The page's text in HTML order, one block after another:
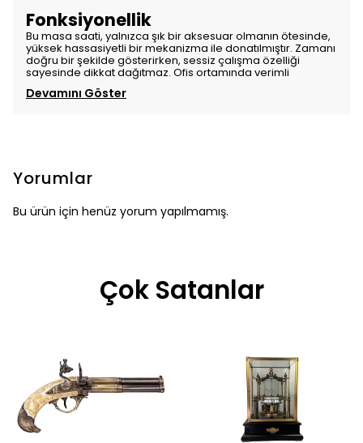
Fonksiyonellik
Bu masa saati, yalnızca şık bir aksesuar olmanın ötesinde,
yüksek hassasiyetli bir mekanizma ile donatılmıştır. Zamanı
doğru bir şekilde gösterirken, sessiz çalışma özelliği
sayesinde dikkat dağıtmaz. Ofis ortamında verimli
Devamını Göster
Yorumlar
Bu ürün için henüz yorum yapılmamış.
Çok Satanlar